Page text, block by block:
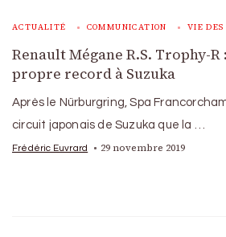
ACTUALITÉ COMMUNICATION VIE DES
Renault Mégane R.S. Trophy-
propre record à Suzuka
Après le Nürburgring, Spa
circuit japonais de Suzuka que la …
Frédéric Euvrard 29 novembre 2019